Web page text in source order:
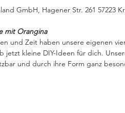
GmbH, Hagener Str. 261 57223
mit Orangina
und Zeit haben unsere eigenen
jetzt kleine DIY-Ideen für dich.
und durch ihre Form ganz